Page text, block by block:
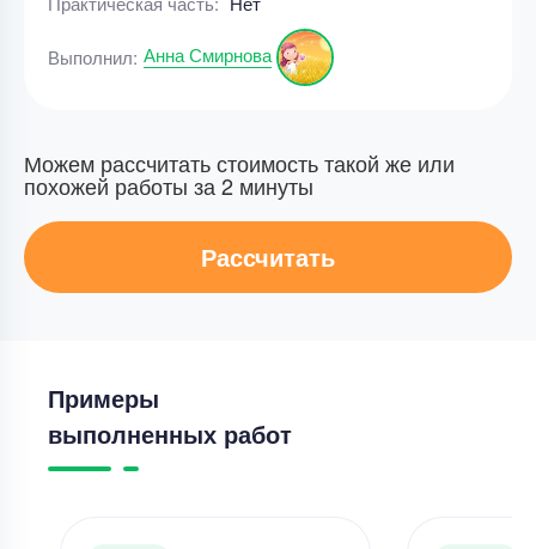
Выполнил: Анна Смирнова
Можем рассчитать стоимость такой же или
похожей работы за 2 минуты
Рассчитать
Примеры
выполненных работ